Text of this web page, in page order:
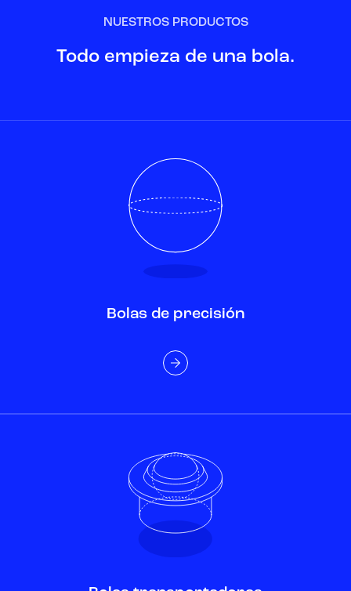
NUESTROS PRODUCTOS
Todo empieza de una bola.
Bolas de precisión